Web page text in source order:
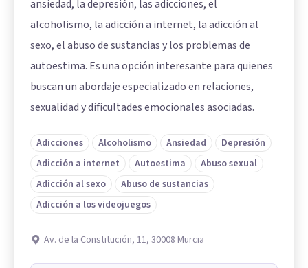
ansiedad, la depresión, las adicciones, el
alcoholismo, la adicción a internet, la adicción al
sexo, el abuso de sustancias y los problemas de
autoestima. Es una opción interesante para quienes
buscan un abordaje especializado en relaciones,
sexualidad y dificultades emocionales asociadas.
Adicciones Alcoholismo Ansiedad
Depresión
Adicción a internet
Autoestima
Abuso sexual
Adicción al sexo
Abuso de sustancias
Adicción a los videojuegos
Av. de la Constitución, 11, 30008 Murcia